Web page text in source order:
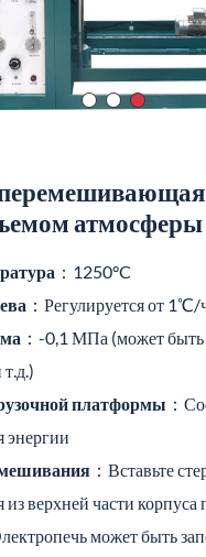
атмосферы
：1250°C
：Регулируется от
：-0,1 МПа (может быть
платформы ：
энергии
：Вставьте
верхней части корпуса
может быть